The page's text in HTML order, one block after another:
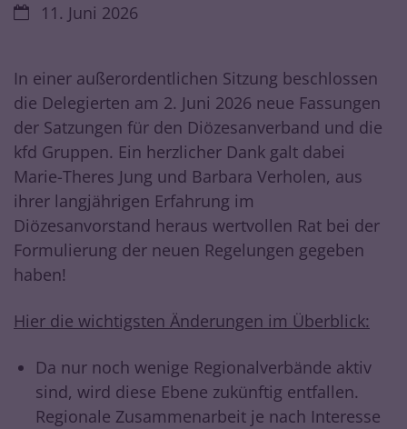
Datum:11. Juni 2026
In einer außerordentlichen Sitzung beschlossen
die Delegierten am 2. Juni 2026 neue Fassungen
der Satzungen für den Diözesanverband und die
kfd Gruppen. Ein herzlicher Dank galt dabei
Marie-Theres Jung und Barbara Verholen, aus
ihrer langjährigen Erfahrung im
Diözesanvorstand heraus wertvollen Rat bei der
Formulierung der neuen Regelungen gegeben
haben!
Hier die wichtigsten Änderungen im Überblick:
Da nur noch wenige Regionalverbände aktiv
sind, wird diese Ebene zukünftig entfallen.
Regionale Zusammenarbeit je nach Interesse